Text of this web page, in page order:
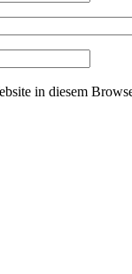
in diesem